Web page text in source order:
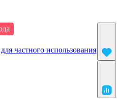
частного использования